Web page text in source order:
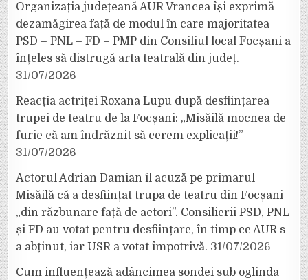
Organizația județeană AUR Vrancea își exprimă
dezamăgirea față de modul în care majoritatea
PSD – PNL – FD – PMP din Consiliul local Focșani a
înțeles să distrugă arta teatrală din județ.
31/07/2026
Reacția actriței Roxana Lupu după desființarea
trupei de teatru de la Focșani: „Misăilă mocnea de
furie că am îndrăznit să cerem explicații!”
31/07/2026
Actorul Adrian Damian îl acuză pe primarul
Misăilă că a desființat trupa de teatru din Focșani
„din răzbunare față de actori”. Consilierii PSD, PNL
și FD au votat pentru desființare, în timp ce AUR s-
a abținut, iar USR a votat împotrivă. 31/07/2026
Cum influențează adâncimea sondei sub oglinda